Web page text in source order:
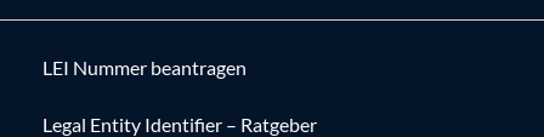
LEI Nummer beantragen
Legal Entity Identifier – Ratgeber